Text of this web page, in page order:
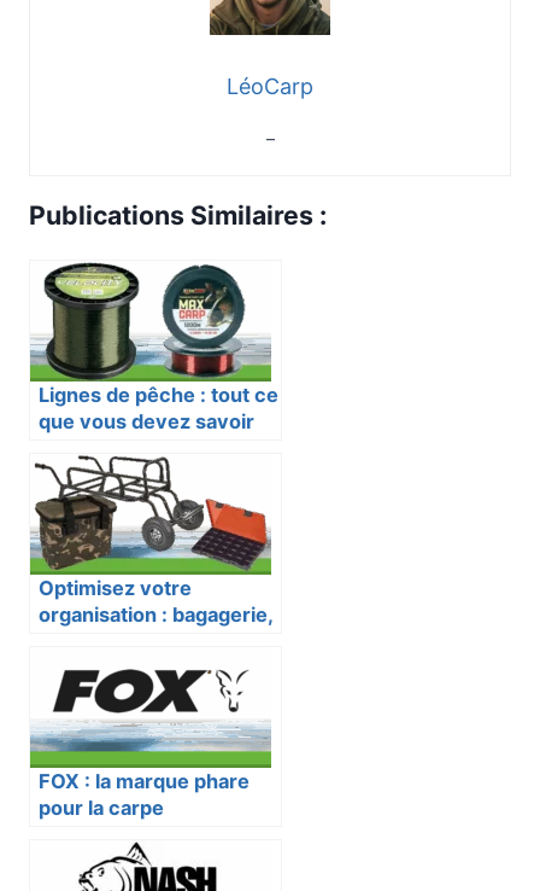
LéoCarp
–
Publications Similaires :
Lignes de pêche : tout ce
que vous devez savoir
Optimisez votre
organisation : bagagerie,
pour la pêche à la carpe.
FOX : la marque phare
pour la carpe